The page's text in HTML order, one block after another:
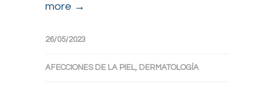
more →
26/05/2023
AFECCIONES DE LA PIEL, DERMATOLOGÍA